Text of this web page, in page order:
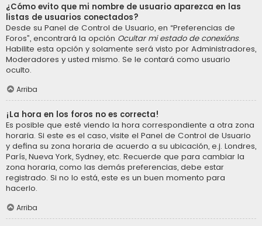
¿Cómo evito que mi nombre de usuario aparezca en las
listas de usuarios conectados?
Desde su Panel de Control de Usuario, en “Preferencias de
Foros”, encontrará la opción Ocultar mi estado de conexións.
Habilite esta opción y solamente será visto por Administradores,
Moderadores y usted mismo. Se le contará como usuario
oculto.
Arriba
¡La hora en los foros no es correcta!
Es posible que esté viendo la hora correspondiente a otra zona
horaria. Si este es el caso, visite el Panel de Control de Usuario
y defina su zona horaria de acuerdo a su ubicación, e.j. Londres,
París, Nueva York, Sydney, etc. Recuerde que para cambiar la
zona horaria, como las demás preferencias, debe estar
registrado. Si no lo está, este es un buen momento para
hacerlo.
Arriba